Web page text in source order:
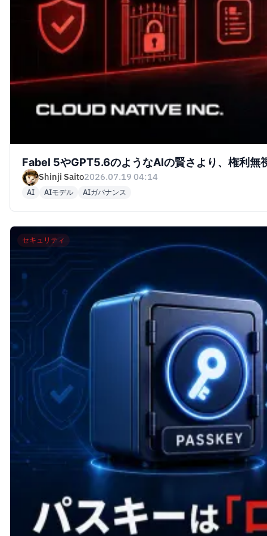
Fabel 5やGPT5.6のようなAIの賢さより、権利無
Shinji Saito2026.07.19 04:14
AI AIモデル AIガバナンス
セキュリティ